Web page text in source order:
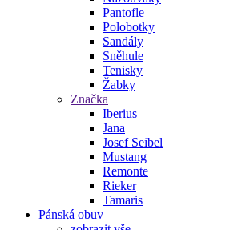
Pantofle
Polobotky
Sandály
Sněhule
Tenisky
Žabky
Značka
Iberius
Jana
Josef Seibel
Mustang
Remonte
Rieker
Tamaris
Pánská obuv